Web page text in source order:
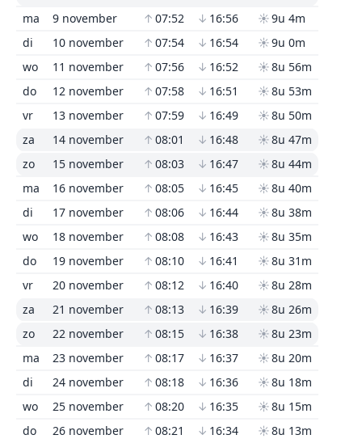
ma
9 november ↑ 07:52 ↓ 16:56 ☀9u 4m
di
10 november ↑ 07:54 ↓ 16:54 ☀9u 0m
wo
11 november ↑ 07:56 ↓ 16:52 ☀8u 56m
do
12 november ↑ 07:58 ↓ 16:51 ☀8u 53m
vr
13 november ↑ 07:59 ↓ 16:49 ☀8u 50m
za
14 november ↑ 08:01 ↓ 16:48 ☀8u 47m
zo
15 november ↑ 08:03 ↓ 16:47 ☀8u 44m
ma
16 november ↑ 08:05 ↓ 16:45 ☀8u 40m
di
17 november ↑ 08:06 ↓ 16:44 ☀8u 38m
wo
18 november ↑ 08:08 ↓ 16:43 ☀8u 35m
do
19 november ↑ 08:10 ↓ 16:41 ☀8u 31m
vr
20 november ↑ 08:12 ↓ 16:40 ☀8u 28m
za
21 november ↑ 08:13 ↓ 16:39 ☀8u 26m
zo
22 november ↑ 08:15 ↓ 16:38 ☀8u 23m
ma
23 november ↑ 08:17 ↓ 16:37 ☀8u 20m
di
24 november ↑ 08:18 ↓ 16:36 ☀8u 18m
wo
25 november ↑ 08:20 ↓ 16:35 ☀8u 15m
do
26 november ↑ 08:21 ↓ 16:34 ☀8u 13m